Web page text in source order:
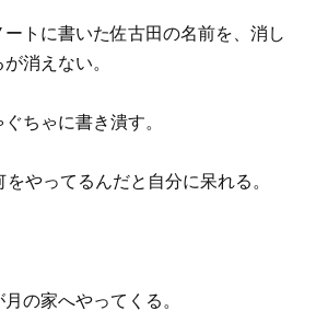
トに書いた佐古田の名前を、消し
消えない。
ちゃに書き潰す。
やってるんだと自分に呆れる。
の家へやってくる。